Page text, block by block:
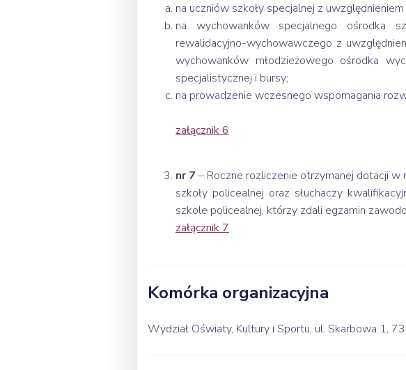
na uczniów szkoły specjalnej z
na wychowanków specjalnego ośrodka
rewalidacyjno-wychowawczego z
wychowanków młodzieżowego ośrodka
specjalistycznej i bursy;
na prowadzenie wczesnego wspomagania
załącznik 6
nr 7 – Roczne rozliczenie otrzymanej dotacji w
szkoły policealnej oraz słuchaczy
szkole policealnej, którzy zdali egzamin
załącznik 7
Komórka organizacyjna
Wydział Oświaty, Kultury i Sportu, ul. Skarbowa 1,